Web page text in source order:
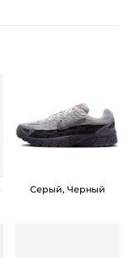
Серый, Черный